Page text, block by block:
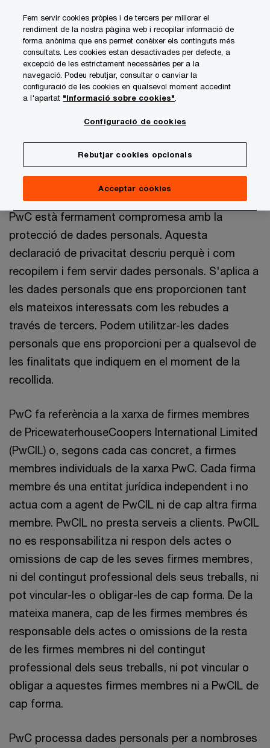
content
footer
Coneix-nos Declaració de privacitat -
Declaració de privacitat
PwC està fermament compromesa amb la
protecció de dades personals. Aquesta
declaració de privacitat descriu perquè i com
recopilem i fem servir dades personals. S'aplica a
les dades personals que ens proporcionen tant
els mateixos interessats com les rebudes a
través de tercers. Podem utilitzar-les dades
personals que ens proporcioni per a qualsevol de
les finalitats que indiquem en el moment de la
recollida.
PwC fa referència a la xarxa de firmes membres
de PricewaterhouseCoopers International Limited
(PwCIL) o, segons cada cas concret, a firmes
membres individuals de la xarxa PwC. Cada firma
membre és una entitat jurídica independent i no
actua com a agent de PwCIL ni de cap altra firma
membre. PwCIL no presta serveis a clients. PwCIL
no es responsabilitza ni respon dels actes o
omissions de cap de les seves firmes membres,
ni del contingut professional dels seus treballs, ni
pot vincular-les o obligar-les de cap forma. De la
mateixa manera, cap de les firmes membres és
responsable dels actes o omissions de la resta
de les firmes membres ni del contingut
professional dels seus treballs, ni pot vincular o
obligar a aquestes firmes membres ni a PwCIL de
cap forma.
PwC processa dades personals per a nombroses
Fem servir cookies pròpies i de tercers per millorar el
rendiment de la nostra pàgina web i recopilar informació de
forma anònima que ens permet conèixer els continguts més
consultats. Les cookies estan desactivades per defecte, a
excepció de les estrictament necessàries per a la
navegació. Podeu rebutjar, consultar o canviar la
configuració de les cookies en qualsevol moment accedint
a l'apartat "Informació sobre cookies"
Configuració de cookies
Rebutjar cookies opcionals
Acceptar cookies